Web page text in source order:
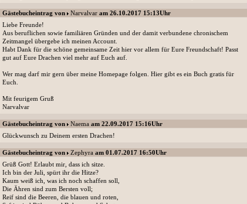
Gästebucheintrag von Narvalvar am 26.10.2017 15:13Uhr
Liebe Freunde!
Aus beruflichen sowie familiären Gründen und der damit verbundene chronischem
Zeitmangel übergebe ich meinen Account.
Habt Dank für die schöne gemeinsame Zeit hier vor allem für Eure Freundschaft! Passt
gut auf Eure Drachen viel mehr auf Euch auf.
Wer mag darf mir gern über meine Homepage folgen. Hier gibt es ein Buch gratis für
Euch.
Mit feurigem Gruß
Narvalvar
Gästebucheintrag von Naema am 22.09.2017 15:16Uhr
Glückwunsch zu Deinem ersten Drachen!
Gästebucheintrag von Zephyra am 01.07.2017 16:50Uhr
Grüß Gott! Erlaubt mir, dass ich sitze.
Ich bin der Juli, spürt ihr die Hitze?
Kaum weiß ich, was ich noch schaffen soll,
Die Ähren sind zum Bersten voll;
Reif sind die Beeren, die blauen und roten,